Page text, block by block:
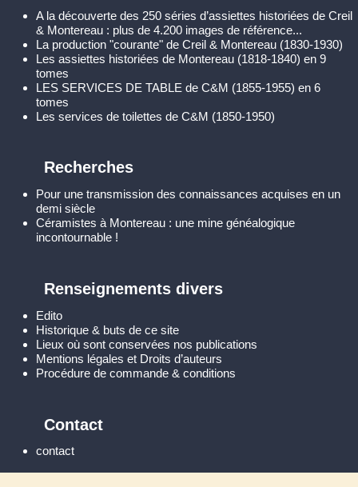
A la découverte des 250 séries d’assiettes historiées de Creil
& Montereau : plus de 4.200 images de référence...
La production "courante" de Creil & Montereau (1830-1930)
Les assiettes historiées de Montereau (1818-1840) en 9
tomes
LES SERVICES DE TABLE de C&M (1855-1955) en 6
tomes
Les services de toilettes de C&M (1850-1950)
Recherches
Pour une transmission des connaissances acquises en un
demi siècle
Céramistes à Montereau : une mine généalogique
incontournable !
Renseignements divers
Edito
Historique & buts de ce site
Lieux où sont conservées nos publications
Mentions légales et Droits d’auteurs
Procédure de commande & conditions
Contact
contact